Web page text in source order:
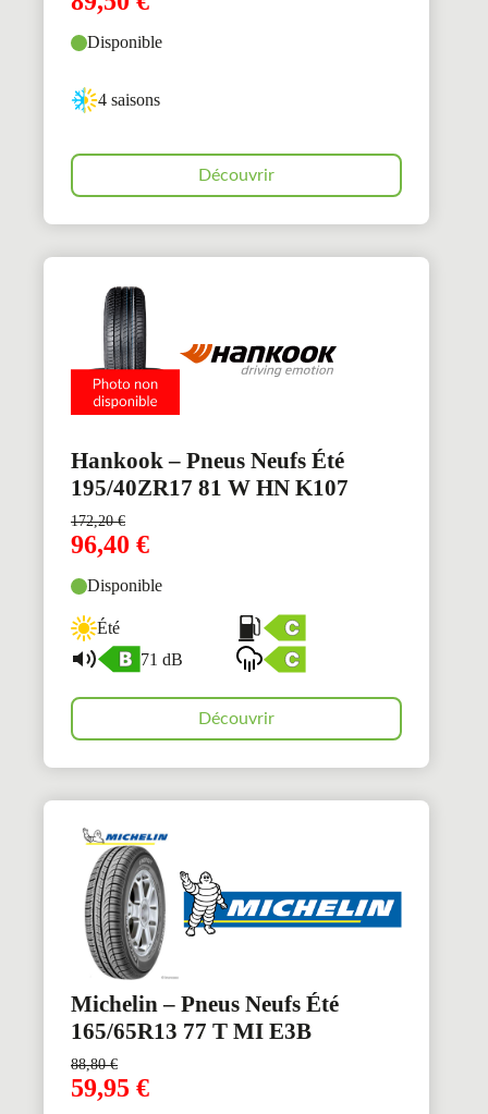
Disponible
4 saisons
Découvrir
Hankook – Pneus Neufs Été
195/40ZR17 81 W HN K107
172,20€
96,40 €
Disponible
Été
71 dB
Découvrir
Michelin – Pneus Neufs Été
165/65R13 77 T MI E3B
88,80€
59,95 €